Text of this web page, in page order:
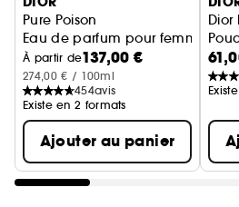
* Chez Dior.
Pure Poison
Eau de parfum pour femme -
À partir de137,00 €
274,00 € / 100ml
454avis
Existe en 2 formats
Ajouter au panier
Dior